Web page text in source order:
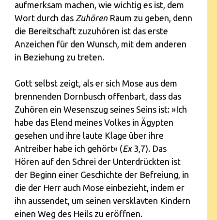
aufmerksam machen, wie wichtig es ist, dem
Wort durch das Zuhören Raum zu geben, denn
die Bereitschaft zuzuhören ist das erste
Anzeichen für den Wunsch, mit dem anderen
in Beziehung zu treten.
Gott selbst zeigt, als er sich Mose aus dem
brennenden Dornbusch offenbart, dass das
Zuhören ein Wesenszug seines Seins ist: »Ich
habe das Elend meines Volkes in Ägypten
gesehen und ihre laute Klage über ihre
Antreiber habe ich gehört« (Ex3,7). Das
Hören auf den Schrei der Unterdrückten ist
der Beginn einer Geschichte der Befreiung, in
die der Herr auch Mose einbezieht, indem er
ihn aussendet, um seinen versklavten Kindern
einen Weg des Heils zu eröffnen.